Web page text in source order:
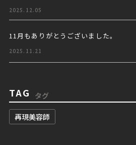
2025.12.05
11月もありがとうございました。
2025.11.21
TAG タグ
再現美容師